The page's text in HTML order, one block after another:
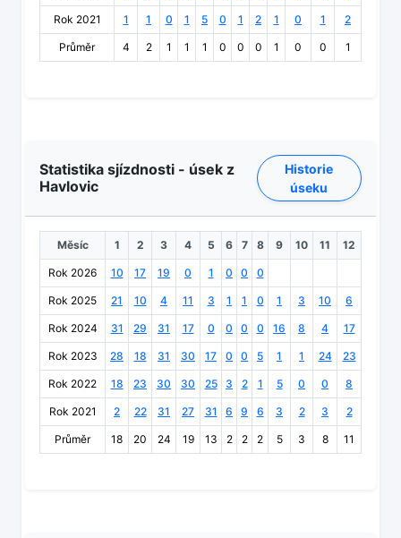
Rok 2021 1 1 0 1 5 0 1 2 1 0 1 2
Průměr 4 2 1 1 1 0 0 0 1 0 0 1
Statistika sjízdnosti - úsek z
Havlovic
Historie
úseku
Měsíc 1 2 3 4 5 6 7 8 9 10 11 12
Rok 2026 10 17 19 0 1 0 0 0
Rok 2025 21 10 4 11 3 1 1 0 1 3 10 6
Rok 2024 31 29 31 17 0 0 0 0 16 8 4 17
Rok 2023 28 18 31 30 17 0 0 5 1 1 24 23
Rok 2022 18 23 30 30 25 3 2 1 5 0 0 8
Rok 2021 2 22 31 27 31 6 9 6 3 2 3 2
Průměr 18 20 24 19 13 2 2 2 5 3 8 11